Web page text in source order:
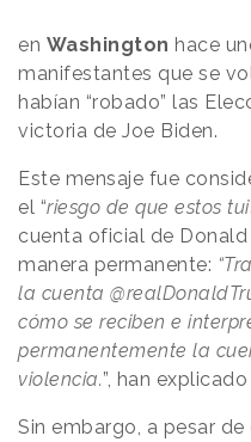
en Washington hace
manifestantes que se
habían “robado” las
victoria de Joe Biden.
Este mensaje fue
el “riesgo de que estos
cuenta oficial de
manera permanente:
la cuenta
cómo se reciben e
permanentemente la
violencia.”, han
Sin embargo, a pesar